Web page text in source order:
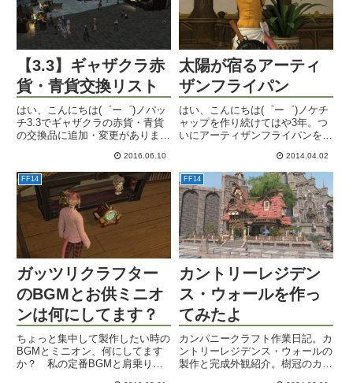
【3.3】ギャザクラ赤
貨・青貨交換リスト
はい、こんにちは(゜ー゜)ノパッ
チ3.3でギャザクラの赤貨・青貨
の交換品に追加・変更がありまし
全ての交換品リストを載せておき
ます。ギャザクラ関連窓口はイデ
ィルシャイア(5,7)、呼び鈴も窓口
に近くなりました。★...
2016.06.10
太陽が宿るアーティ
ザンフライパン
はい、こんにちは(゜ー゜)ノケチ
ャップを作り続けてはや3年。つ
いにアーティザンフライパンを交
は作業精度139、加工精度78。ル
ミナリーは作業精度107、加工精
度61でしたから、作業+32の加工
+17アップ！...
2014.04.02
FF14
ガッツリクラフター
のBGMとお供ミニオ
ンは何にしてます？
ちょっと集中して製作したい時の
BGMとミニオン、何にしてます
か？ 私の定番BGMと肩乗りミ
FF14
カントリーレジデン
ス・ウォールを作っ
てみたよ
カンパニークラフト作業日記。カ
ントリーレジデンス・ウォールの
製作と完成外観紹介。樹冠のカフ